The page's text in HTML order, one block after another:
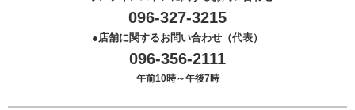
096-327-3215
店舗に関するお問い合わせ（代表）
096-356-2111
午前10時～午後7時